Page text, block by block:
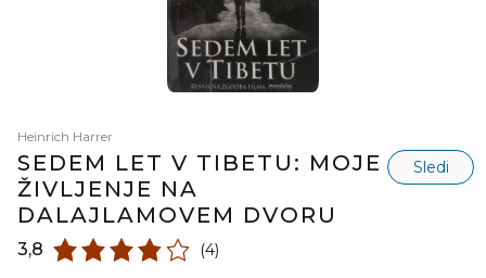
Heinrich Harrer
SEDEM LET V TIBETU: MOJE
ŽIVLJENJE NA
DALAJLAMOVEM DVORU
Sledi
3,8 (4)